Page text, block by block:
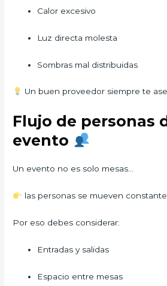
Calor excesivo
Luz directa molesta
Sombras mal distribuidas
Un buen proveedor siempre te
Flujo de personas
evento
Un evento no es solo mesas…
las personas se mueven
Por eso debes considerar:
Entradas y salidas
Espacio entre mesas